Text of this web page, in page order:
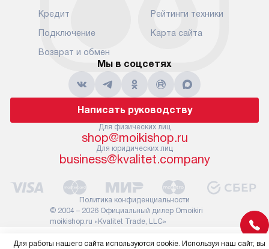
Кредит
Подключение
Возврат и обмен
Рейтинги техники
Карта сайта
Мы в соцсетях
Написать руководству
Для физических лиц
shop@moikishop.ru
Для юридических лиц
business@kvalitet.company
© 2004 – 2026 Официальный дилер Omoikiri
moikishop.ru «Kvalitet Trade, LLC»
Политика конфиденциальности
Для работы нашего сайта используются cookie. Используя наш сайт, вы